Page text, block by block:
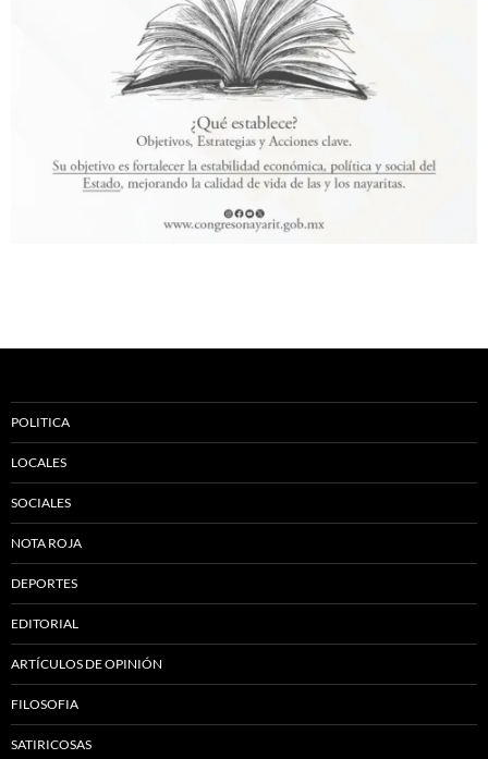
POLITICA
LOCALES
SOCIALES
NOTA ROJA
DEPORTES
EDITORIAL
ARTÍCULOS DE OPINIÓN
FILOSOFIA
SATIRICOSAS